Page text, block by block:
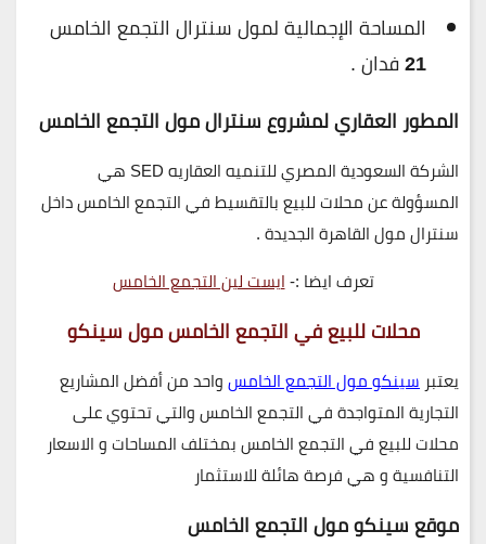
المساحة الإجمالية لمول سنترال التجمع الخامس
21فدان .
المطور العقاري لمشروع سنترال مول التجمع الخامس
الشركة السعودية المصري للتنميه العقاريه SED هي
المسؤولة عن محلات للبيع بالتقسيط في التجمع الخامس داخل
سنترال مول القاهرة الجديدة .
تعرف ايضا :-ايست لين التجمع الخامس
محلات للبيع في التجمع الخامس مول سينكو
يعتبر سينكو مول التجمع الخامسواحد من أفضل المشاريع
التجارية المتواجدة في التجمع الخامس والتي تحتوي على
محلات للبيع في التجمع الخامس بمختلف المساحات و الاسعار
التنافسية و هي فرصة هائلة للاستثمار
موقع سينكو مول التجمع الخامس